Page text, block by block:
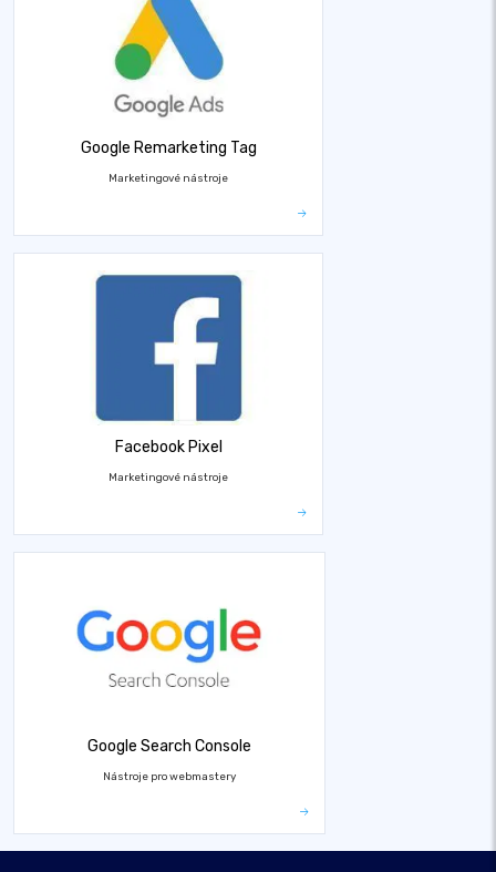
Google Remarketing Tag
Marketingové nástroje
Facebook Pixel
Marketingové nástroje
Google Search Console
Nástroje pro webmastery